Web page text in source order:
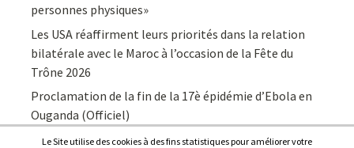
personnes physiques»
Les USA réaffirment leurs priorités dans la relation
bilatérale avec le Maroc à l’occasion de la Fête du
Trône 2026
Proclamation de la fin de la 17è épidémie d’Ebola en
Ouganda (Officiel)
Le Site utilise des cookies à des fins statistiques pour améliorer votre